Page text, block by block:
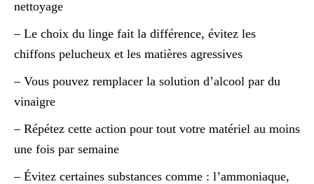
nettoyage
– Le choix du linge fait la différence, évitez les
chiffons pelucheux et les matières agressives
– Vous pouvez remplacer la solution d’alcool par du
vinaigre
– Répétez cette action pour tout votre matériel au moins
une fois par semaine
– Évitez certaines substances comme : l’ammoniaque,